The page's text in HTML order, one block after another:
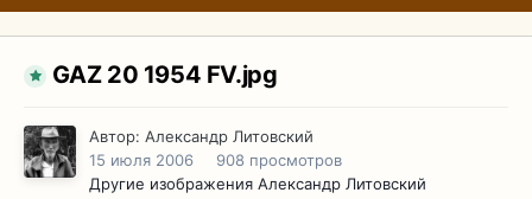
GAZ 20 1954 FV.jpg
Автор: Александр Литовский
15 июля 2006
908 просмотров
Другие изображения Александр Литовский